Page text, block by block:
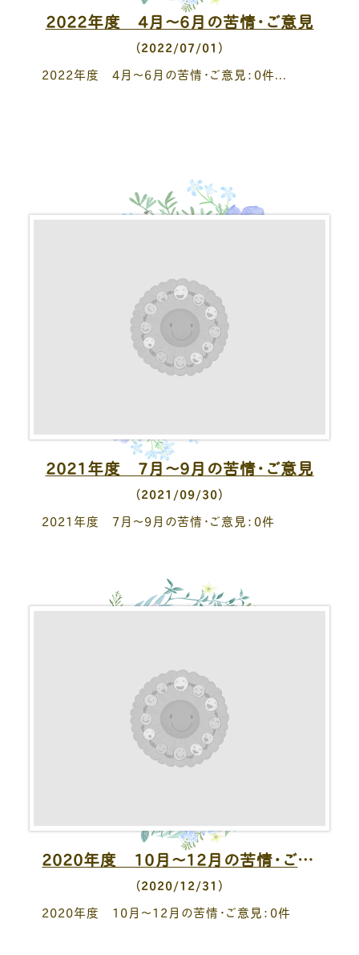
2022年度 4月～6月の苦情・ご意見
（2022/07/01）
2022年度 4月～6月の苦情・ご意見：0件...
2021年度 7月～9月の苦情・ご意見
（2021/09/30）
2021年度 7月～9月の苦情・ご意見：0件
2020年度 10月～12月の苦情・ご意見
（2020/12/31）
2020年度 10月～12月の苦情・ご意見：0件